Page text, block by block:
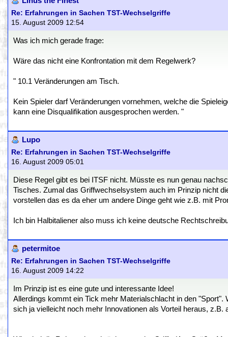
Re: Erfahrungen in Sachen TST-Wechselgriffe
15. August 2009 12:54
Was ich mich gerade frage:
Wäre das nicht eine Konfrontation mit dem Regelwerk?
" 10.1 Veränderungen am Tisch.
Kein Spieler darf Veränderungen vornehmen, welche die
kann eine Disqualifikation ausgesprochen werden. "
Lupo
Re: Erfahrungen in Sachen TST-Wechselgriffe
16. August 2009 05:01
Diese Regel gibt es bei ITSF nicht. Müsste es nun genau
Tisches. Zumal das Griffwechselsystem auch im Prinzip nicht
vorstellen das es da eher um andere Dinge geht wie z.B. mit
Ich bin Halbitaliener also muss ich keine deutsche
petermitoe
Re: Erfahrungen in Sachen TST-Wechselgriffe
16. August 2009 14:22
Im Prinzip ist es eine gute und interessante Idee!
Allerdings kommt ein Tick mehr Materialschlacht in den
sich ja vielleicht noch mehr Innovationen als Vorteil heraus, z.B.